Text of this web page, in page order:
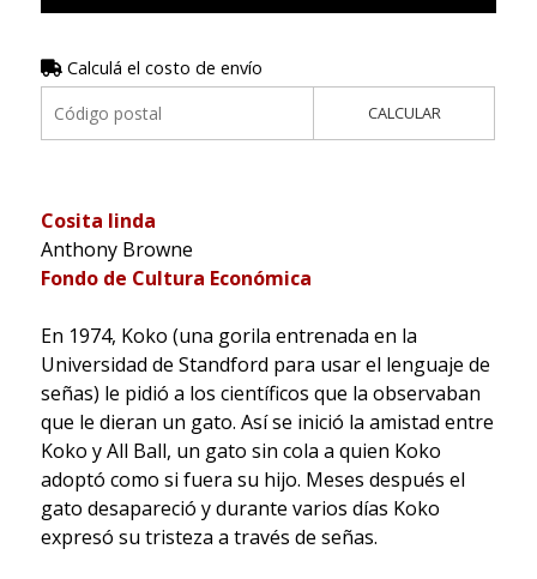
Calculá el costo de envío
CALCULAR
Cosita linda
Anthony Browne
Fondo de Cultura Económica
En 1974, Koko (una gorila entrenada en la
Universidad de Standford para usar el lenguaje de
señas) le pidió a los científicos que la observaban
que le dieran un gato. Así se inició la amistad entre
Koko y All Ball, un gato sin cola a quien Koko
adoptó como si fuera su hijo. Meses después el
gato desapareció y durante varios días Koko
expresó su tristeza a través de señas.